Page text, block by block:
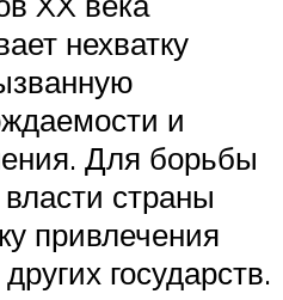
нехватку
и
Для борьбы
страны
привлечения
государств.